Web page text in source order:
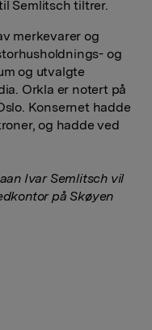
Semlitsch tiltrer.
merkevarer og
og
og utvalgte
Orkla er notert på
Konsernet hadde
og hadde ved
Ivar Semlitsch vil
på Skøyen